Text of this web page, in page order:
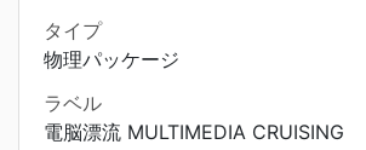
タイプ
物理パッケージ
ラベル
電脳漂流 MULTIMEDIA CRUISING